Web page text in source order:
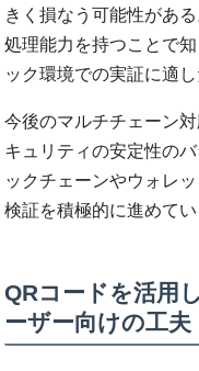
きく損なう可能性があ
処理能力を持つことで
ック環境での実証に適
今後のマルチチェーン
キュリティの安定性の
ックチェーンやウォレ
検証を積極的に進めて
QRコードを活用
ーザー向けの工夫